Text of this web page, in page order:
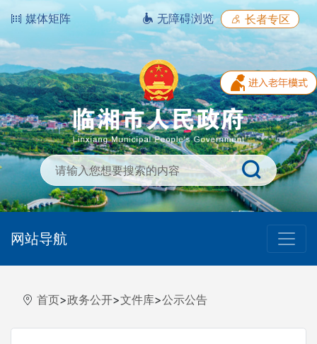
媒体矩阵 无障碍浏览 长者专区
网站导航
首页>政务公开>文件库>公示公告